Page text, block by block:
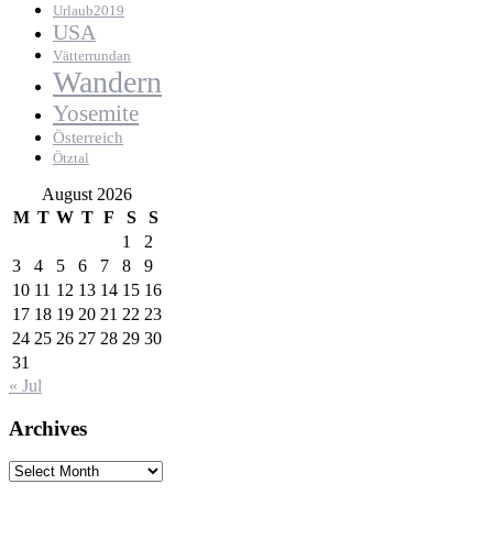
Urlaub2019
USA
Vätterrundan
Wandern
Yosemite
Österreich
Ötztal
August 2026
M T W T F S
S
1
2
3
4 5 6 7 8
9
10 11 12 13 14 15 16
17 18 19 20 21 22 23
24 25 26 27 28 29 30
31
« Jul
Archives
Archives